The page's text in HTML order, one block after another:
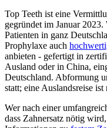
Top Teeth ist eine
gegründet im Januar
Patienten in ganz
Prophylaxe auch
anbieten - gefertigt in
Ausland oder in China,
Deutschland. Abformung
statt; eine Auslandsreise
Wer nach einer
dass Zahnersatz nötig